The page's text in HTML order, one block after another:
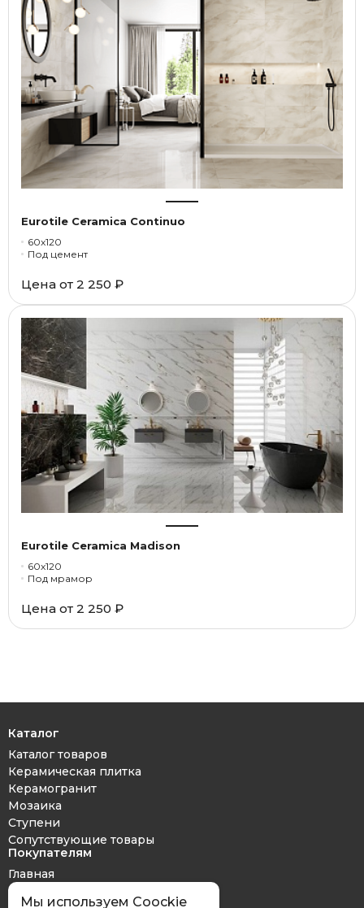
Eurotile Ceramica Continuo
60x120
Под цемент
Цена от 2 250 ₽
Eurotile Ceramica Madison
60x120
Под мрамор
Цена от 2 250 ₽
Каталог
Каталог товаров
Керамическая плитка
Керамогранит
Мозаика
Ступени
Сопутствующие товары
Покупателям
Главная
Дизайн проект
Мы используем Coockie